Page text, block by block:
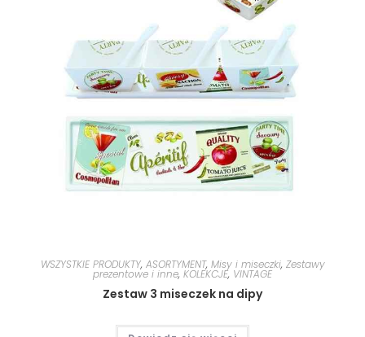
WSZYSTKIE PRODUKTY, ASORTYMENT, Misy i miseczki, Zestawy
prezentowe i inne, KOLEKCJE, VINTAGE
Zestaw 3 miseczek na dipy